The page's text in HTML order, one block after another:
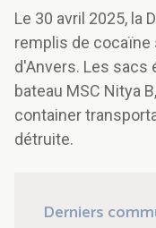
Le 30 avril 2025, la
remplis de cocaïne
d'Anvers. Les sacs
bateau MSC Nitya
container
détruite.
Derniers